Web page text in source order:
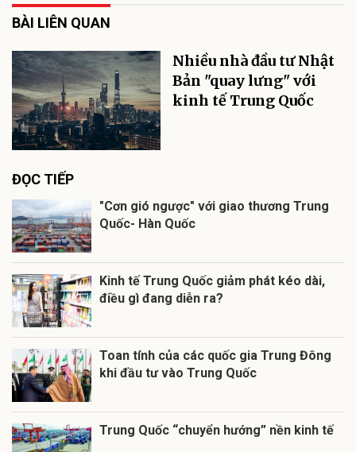
BÀI LIÊN QUAN
Nhiều nhà đầu tư Nhật
Bản "quay lưng" với
kinh tế Trung Quốc
ĐỌC TIẾP
"Cơn gió ngược" với giao thương Trung
Quốc- Hàn Quốc
Kinh tế Trung Quốc giảm phát kéo dài,
điều gì đang diễn ra?
Toan tính của các quốc gia Trung Đông
khi đầu tư vào Trung Quốc
Trung Quốc “chuyển hướng” nền kinh tế